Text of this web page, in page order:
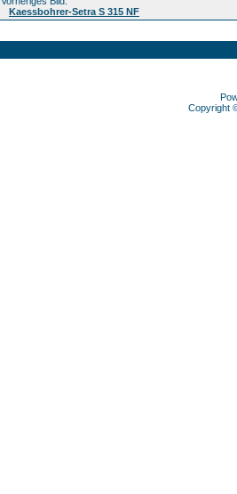
Kaessbohrer-Setra S 315 NF
Copyright